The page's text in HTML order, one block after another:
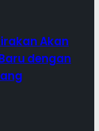
Akan
dengan